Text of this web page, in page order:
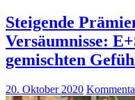
Steigende
Versäumnisse:
gemischten
20. Oktober 2020